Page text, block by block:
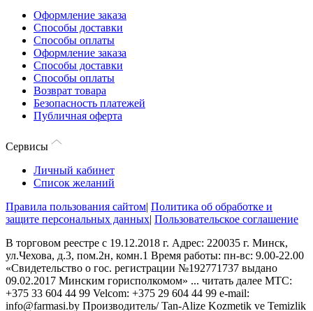
Оформление заказа
Способы доставки
Способы оплаты
Оформление заказа
Способы доставки
Способы оплаты
Возврат товара
Безопасность платежей
Публичная оферта
Сервисы
Личный кабинет
Список желаний
Правила пользования сайтом| Политика об обработке и
защите персональных данных| Пользовательское соглашение
В торговом реестре с 19.12.2018 г. Адрес: 220035 г. Минск,
ул.Чехова, д.3, пом.2н, комн.1 Время работы: пн-вс: 9.00-22.00
«Свидетельство о гос. регистрации №192771737 выдано
09.02.2017 Минским горисполкомом» ... читать далее МТС:
+375 33 604 44 99 Velcom: +375 29 604 44 99 e-mail:
info@farmasi.by Производитель/ Tan-Alize Kozmetik ve Temizlik